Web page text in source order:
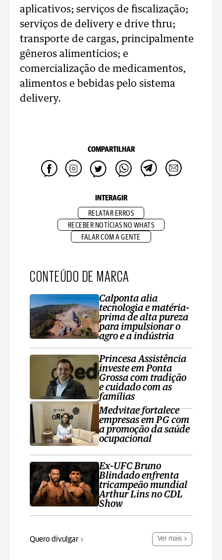
aplicativos; serviços de fiscalização;
serviços de delivery e drive thru;
transporte de cargas, principalmente
gêneros alimentícios; e
comercialização de medicamentos,
alimentos e bebidas pelo sistema
delivery.
COMPARTILHAR
INTERAGIR
RELATAR ERROS
RECEBER NOTÍCIAS NO WHATS
FALAR COM A GENTE
CONTEÚDO DE MARCA
Calponta alia
tecnologia e matéria-
prima de alta pureza
para impulsionar o
agro e a indústria
Princesa Assistência
investe em Ponta
Grossa com tradição
e cuidado com as
famílias
Medvitae fortalece
empresas em PG com
a promoção da saúde
ocupacional
Ex-UFC Bruno
Blindado enfrenta
tricampeão mundial
Arthur Lins no CDL
Show
Quero divulgar Ver mais